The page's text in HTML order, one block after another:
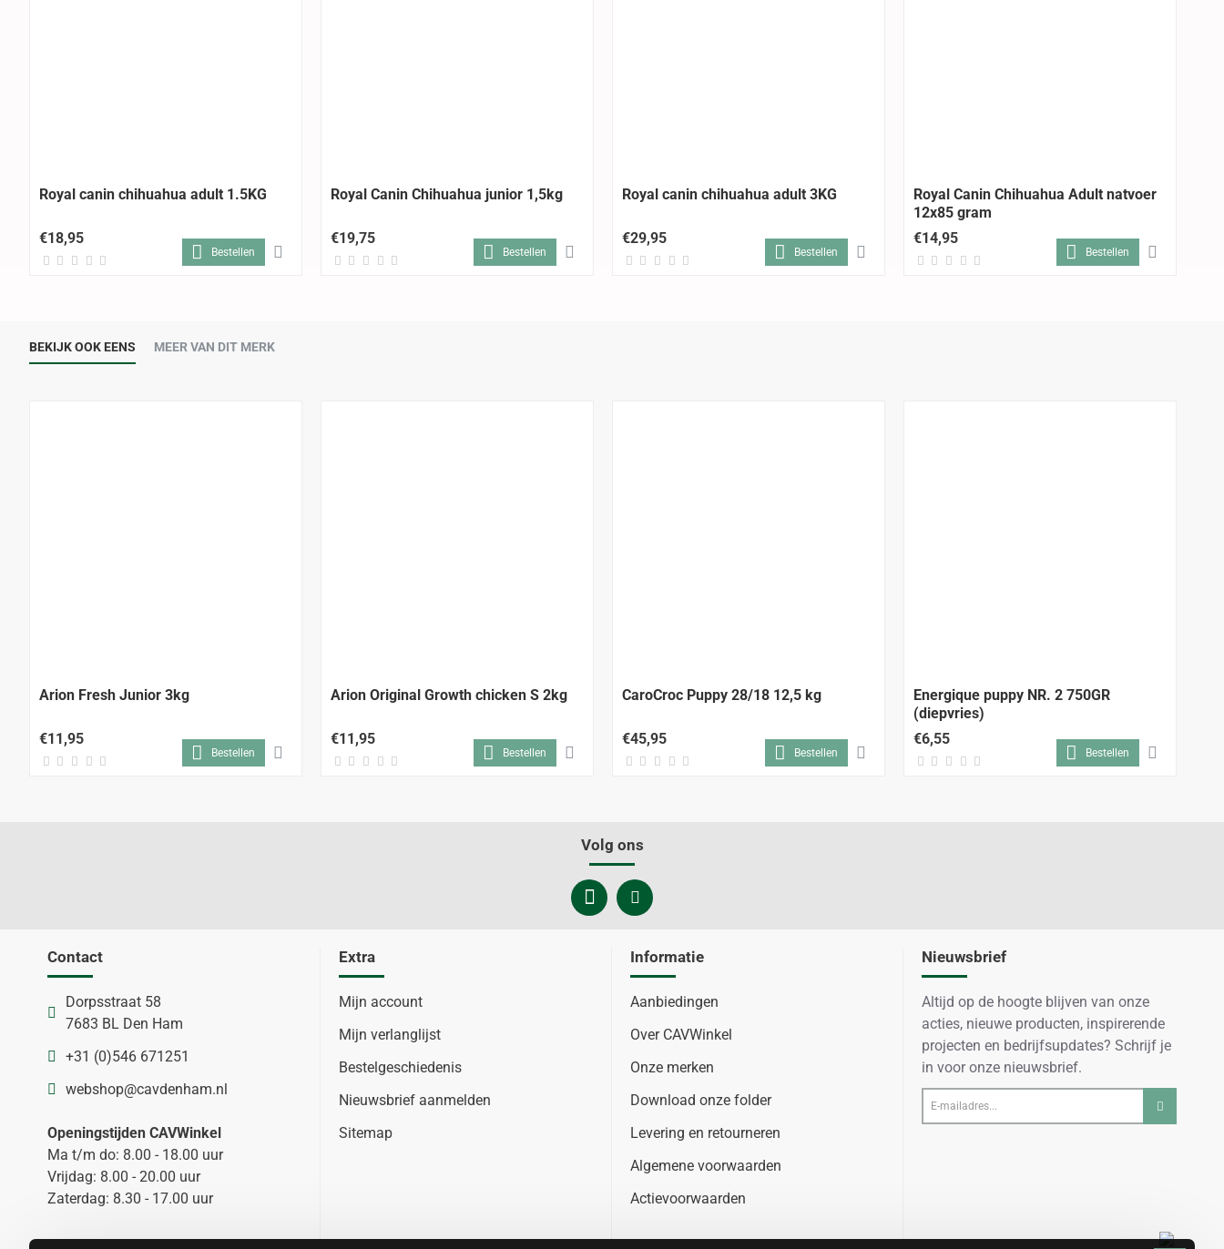
Royal canin chihuahua adult 1.5KG
€18,95
Bestellen
Royal Canin Chihuahua junior 1,5kg
€19,75
Bestellen
Royal canin chihuahua adult 3KG
€29,95
Bestellen
Royal Canin Chihuahua Adult natvoer
12x85 gram
€14,95
Bestellen
BEKIJK OOK EENS MEER VAN DIT MERK
Arion Fresh Junior 3kg
€11,95
Bestellen
Arion Original Growth chicken S 2kg
€11,95
Bestellen
CaroCroc Puppy 28/18 12,5 kg
€45,95
Bestellen
Energique puppy NR. 2 750GR
(diepvries)
€6,55
Bestellen
Volg ons
Contact
Dorpsstraat 58
7683 BL Den Ham
+31 (0)546 671251
webshop@cavdenham.nl
Openingstijden CAVWinkel
Ma t/m do: 8.00 - 18.00 uur
Vrijdag: 8.00 - 20.00 uur
Zaterdag: 8.30 - 17.00 uur
Extra
Mijn account
Mijn verlanglijst
Bestelgeschiedenis
Nieuwsbrief aanmelden
Sitemap
Informatie
Aanbiedingen
Over CAVWinkel
Onze merken
Download onze folder
Levering en retourneren
Algemene voorwaarden
Actievoorwaarden
Nieuwsbrief
Altijd op de hoogte blijven van onze
acties, nieuwe producten, inspirerende
projecten en bedrijfsupdates? Schrijf je
in voor onze nieuwsbrief.
E-
mailadres...